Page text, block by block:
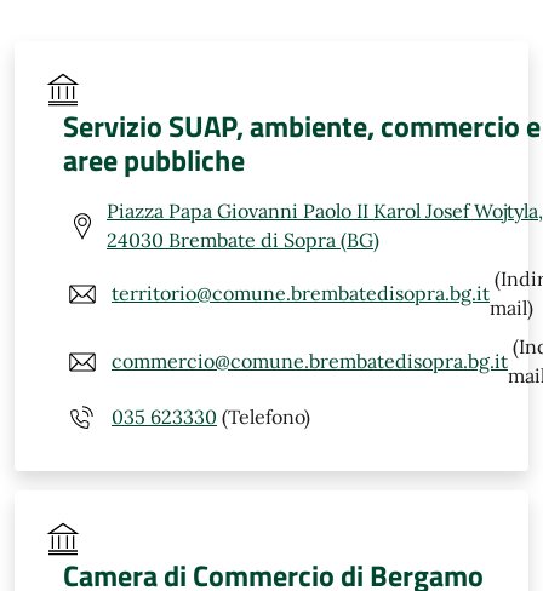
Servizio SUAP, ambiente, commercio e
aree pubbliche
Piazza Papa Giovanni Paolo II Karol Josef
24030 Brembate di Sopra (BG)
territorio@comune.brembatedisopra.bg.it
mail)
commercio@comune.brembatedisopra.bg.it
035 623330 (Telefono)
Camera di Commercio di Bergamo